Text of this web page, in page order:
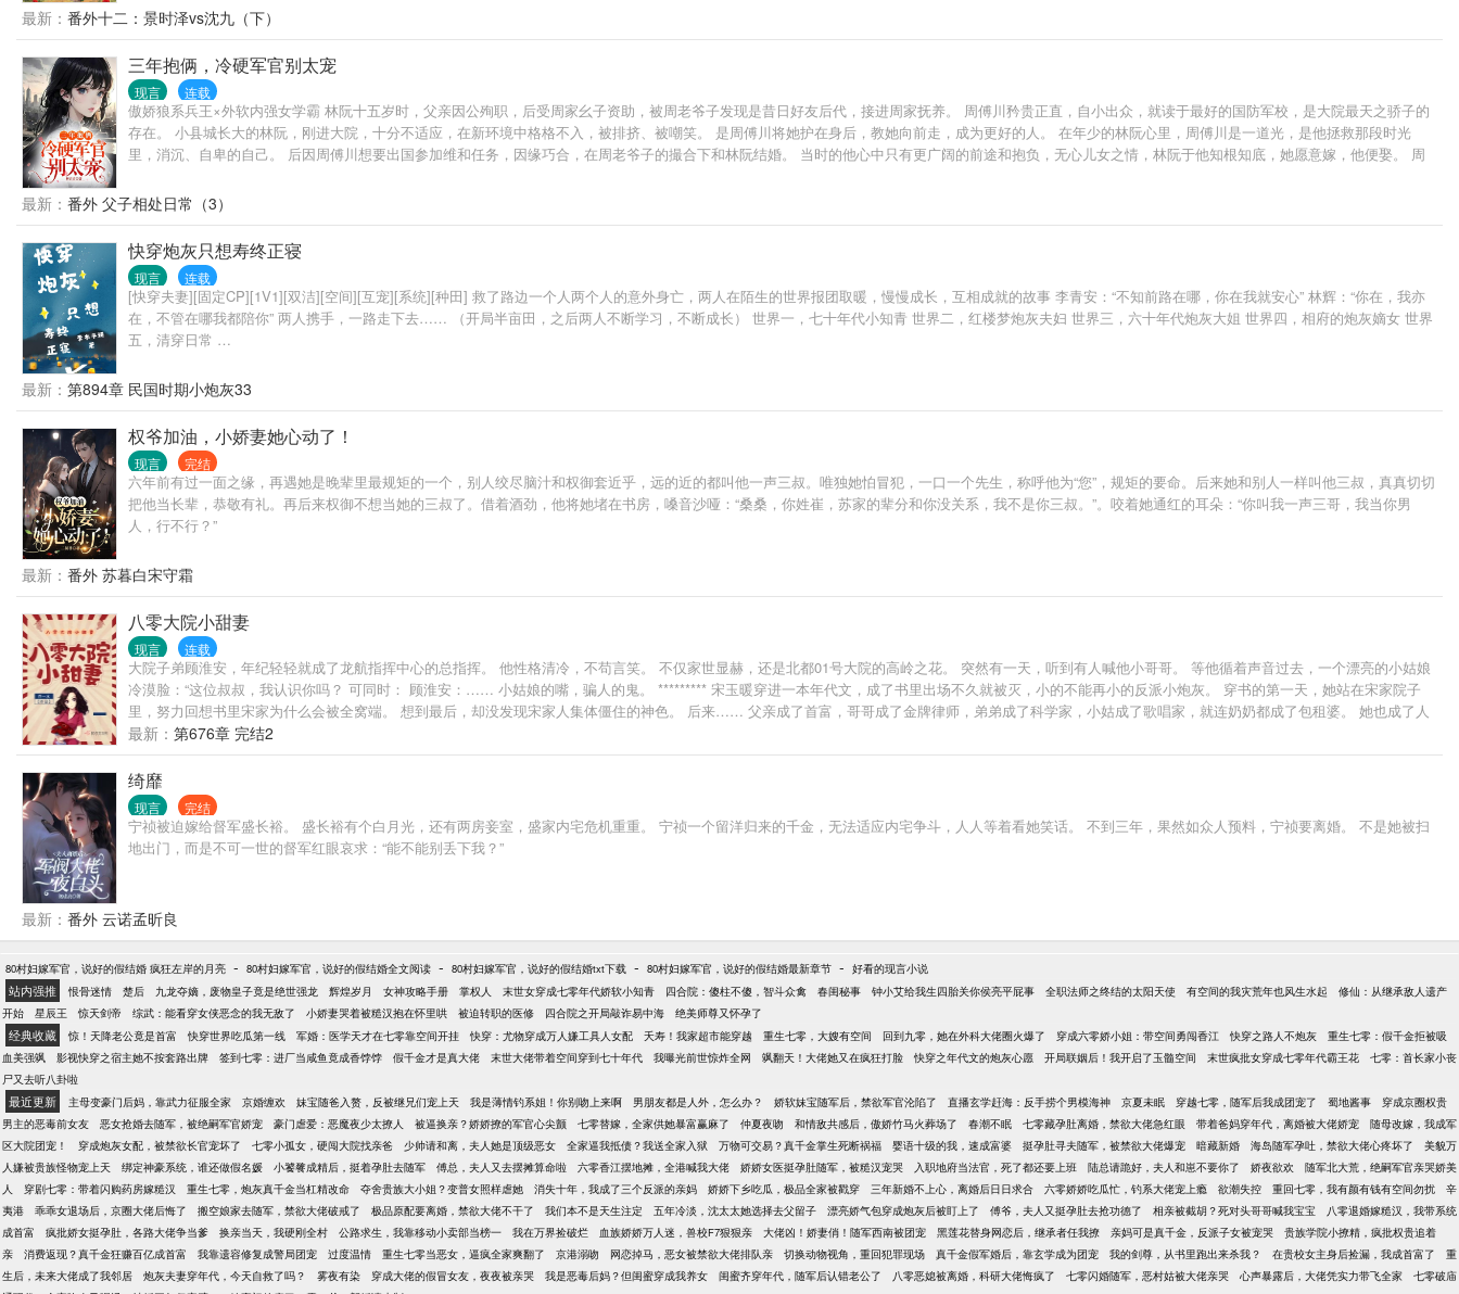
勿入！ 2.受洁，攻以前不洁，遇到受后没碰过别人。 3.攻是疯批，坏！三儿上位。
最新： 番外十二：景时泽vs沈九（下）
三年抱俩，冷硬军官别太宠
现言 连载
傲娇狼系兵王×外软内强女学霸 林阮十五岁时，父亲因公殉职，后受周家幺子资助，被周老爷子发现是昔日好友后代，接进周家抚养。 周傅川矜贵正直，自小出众，就读于最好的国防军校，是大院最天之骄子的
存在。 小县城长大的林阮，刚进大院，十分不适应，在新环境中格格不入，被排挤、被嘲笑。 是周傅川将她护在身后，教她向前走，成为更好的人。 在年少的林阮心里，周傅川是一道光，是他拯救那段时光
里，消沉、自卑的自己。 后因周傅川想要出国参加维和任务，因缘巧合，在周老爷子的撮合下和林阮结婚。 当时的他心中只有更广阔的前途和抱负，无心儿女之情，林阮于他知根知底，她愿意嫁，他便娶。 周
任，义无反顾的离开时。 周傅川才发现，是他冥冥之中情动不自知，离不开和患得患失的，自始至终都是自己。 一向冷静自持的周傅川红了眼，不顾脸面，近乎无措的哀求林阮。 “软软，你不要我了吗？” “不
要，男人多的是
最新： 番外 父子相处日常（3）
快穿炮灰只想寿终正寝
现言 连载
[快穿夫妻][固定CP][1V1][双洁][空间][互宠][系统][种田] 救了路边一个人两个人的意外身亡，两人在陌生的世界报团取暖，慢慢成长，互相成就的故事 李青安：“不知前路在哪，你在我就安心” 林辉：“你在，我亦
在，不管在哪我都陪你” 两人携手，一路走下去…… （开局半亩田，之后两人不断学习，不断成长） 世界一，七十年代小知青 世界二，红楼梦炮灰夫妇 世界三，六十年代炮灰大姐 世界四，相府的炮灰嫡女 世界
五，清穿日常 …
最新： 第894章 民国时期小炮灰33
权爷加油，小娇妻她心动了！
现言 完结
六年前有过一面之缘，再遇她是晚辈里最规矩的一个，别人绞尽脑汁和权御套近乎，远的近的都叫他一声三叔。唯独她怕冒犯，一口一个先生，称呼他为“您”，规矩的要命。后来她和别人一样叫他三叔，真真切切
把他当长辈，恭敬有礼。再后来权御不想当她的三叔了。借着酒劲，他将她堵在书房，嗓音沙哑：“桑桑，你姓崔，苏家的辈分和你没关系，我不是你三叔。”。咬着她通红的耳朵：“你叫我一声三哥，我当你男
人，行不行？”
最新： 番外 苏暮白宋守霜
八零大院小甜妻
现言 连载
大院子弟顾淮安，年纪轻轻就成了龙航指挥中心的总指挥。 他性格清冷，不苟言笑。 不仅家世显赫，还是北都01号大院的高岭之花。 突然有一天，听到有人喊他小哥哥。 等他循着声音过去，一个漂亮的小姑娘
冷漠脸：“这位叔叔，我认识你吗？ 可同时： 顾淮安：…… 小姑娘的嘴，骗人的鬼。 ********* 宋玉暖穿进一本年代文，成了书里出场不久就被灭，小的不能再小的反派小炮灰。 穿书的第一天，她站在宋家院子
里，努力回想书里宋家为什么会被全窝端。 想到最后，却没发现宋家人集体僵住的神色。 后来…… 父亲成了首富，哥哥成了金牌律师，弟弟成了科学家，小姑成了歌唱家，就连奶奶都成了包租婆。 她也成了人
人羡慕的团宠。 宋玉暖：说好的地狱开局呢？
最新： 第676章 完结2
绮靡
现言 完结
宁祯被迫嫁给督军盛长裕。 盛长裕有个白月光，还有两房妾室，盛家内宅危机重重。 宁祯一个留洋归来的千金，无法适应内宅争斗，人人等着看她笑话。 不到三年，果然如众人预料，宁祯要离婚。 不是她被扫
地出门，而是不可一世的督军红眼哀求：“能不能别丢下我？”
最新： 番外 云诺孟昕良
80村妇嫁军官，说好的假结婚 疯狂左岸的月亮 - 80村妇嫁军官，说好的假结婚全文阅读 - 80村妇嫁军官，说好的假结婚txt下载 - 80村妇嫁军官，说好的假结婚最新章节 - 好看的现言小说
站内强推 恨骨迷情 楚后 九龙夺嫡，废物皇子竟是绝世强龙 辉煌岁月 女神攻略手册 掌权人 末世女穿成七零年代娇软小知青 四合院：傻柱不傻，智斗众禽 春闺秘事 钟小艾给我生四胎关你侯亮平屁事 全职法师之终结的太阳天使 有空间的我灾荒年也风生水起
修仙：从继承敌人遗产
开始
星辰王 惊天剑帝 综武：能看穿女侠恶念的我无敌了 小娇妻哭着被糙汉抱在怀里哄 被迫转职的医修 四合院之开局敲诈易中海 绝美师尊又怀孕了
经典收藏 惊！天降老公竟是首富 快穿世界吃瓜第一线 军婚：医学天才在七零靠空间开挂 快穿：尤物穿成万人嫌工具人女配 夭寿！我家超市能穿越 重生七零，大嫂有空间 回到九零，她在外科大佬圈火爆了 穿成六零娇小姐：带空间勇闯香江 快穿之路人不炮灰
重生七零：假千金拒被吸
血美强飒
影视快穿之宿主她不按套路出牌 签到七零：进厂当咸鱼竟成香饽饽 假千金才是真大佬 末世大佬带着空间穿到七十年代 我曝光前世惊炸全网 飒翻天！大佬她又在疯狂打脸 快穿之年代文的炮灰心愿 开局联姻后！我开启了玉髓空间 末世疯批女穿成七零年代霸王花
七零：首长家小丧
尸又去听八卦啦
最近更新 主母变豪门后妈，靠武力征服全家 京婚缠欢 妹宝随爸入赘，反被继兄们宠上天 我是薄情钓系姐！你别吻上来啊 男朋友都是人外，怎么办？ 娇软妹宝随军后，禁欲军官沦陷了 直播玄学赶海：反手捞个男模海神 京夏未眠 穿越七零，随军后我成团宠了 蜀地酱事
穿成京圈权贵
男主的恶毒前女友
恶女抢婚去随军，被绝嗣军官娇宠 豪门虐爱：恶魔夜少太撩人 被逼换亲？娇娇撩的军官心尖颤 七零替嫁，全家供她暴富赢麻了 仲夏夜吻 和情敌共感后，傲娇竹马火葬场了 春潮不眠 七零藏孕肚离婚，禁欲大佬急红眼 带着爸妈穿年代，离婚被大佬娇宠
随母改嫁，我成军
区大院团宠！
穿成炮灰女配，被禁欲长官宠坏了 七零小孤女，硬闯大院找亲爸 少帅请和离，夫人她是顶级恶女 全家逼我抵债？我送全家入狱 万物可交易？真千金掌生死断祸福 婴语十级的我，速成富婆 挺孕肚寻夫随军，被禁欲大佬爆宠 暗藏新婚 海岛随军孕吐，禁欲大佬心疼坏了
美貌万
人嫌被贵族怪物宠上天
绑定神豪系统，谁还做假名媛 小饕餮成精后，挺着孕肚去随军 傅总，夫人又去摆摊算命啦 六零香江摆地摊，全港喊我大佬 娇娇女医挺孕肚随军，被糙汉宠哭 入职地府当法官，死了都还要上班 陆总请跪好，夫人和崽不要你了 娇夜欲欢
随军北大荒，绝嗣军官亲哭娇美
人
穿剧七零：带着闪购药房嫁糙汉 重生七零，炮灰真千金当杠精改命 夺舍贵族大小姐？变普女照样虐她 消失十年，我成了三个反派的亲妈 娇娇下乡吃瓜，极品全家被戳穿 三年新婚不上心，离婚后日日求合 六零娇娇吃瓜忙，钓系大佬宠上瘾 欲潮失控 重回七零，我有颜有钱有空间勿扰
辛
夷港
乖乖女退场后，京圈大佬后悔了 搬空娘家去随军，禁欲大佬破戒了 极品原配要离婚，禁欲大佬不干了 我们本不是天生注定 五年冷淡，沈太太她选择去父留子 漂亮娇气包穿成炮灰后被盯上了 傅爷，夫人又挺孕肚去抢功德了 相亲被截胡？死对头哥哥喊我宝宝
八零退婚嫁糙汉，我带系统
成首富
疯批娇女挺孕肚，各路大佬争当爹 换亲当天，我硬刚全村 公路求生，我靠移动小卖部当榜一 我在万界捡破烂 血族娇娇万人迷，兽校F7狠狠亲 大佬凶！娇妻俏！随军西南被团宠 黑莲花替身网恋后，继承者任我撩 亲妈可是真千金，反派子女被宠哭
贵族学院小撩精，疯批权贵追着
亲
消费返现？真千金狂赚百亿成首富 我靠遗容修复成警局团宠 过度温情 重生七零当恶女，逼疯全家爽翻了 京港溺吻 网恋掉马，恶女被禁欲大佬排队亲 切换动物视角，重回犯罪现场 真千金假军婚后，靠玄学成为团宠 我的剑尊，从书里跑出来杀我？ 在贵校女主身后捡漏，我成首富了
重
生后，未来大佬成了我邻居
炮灰夫妻穿年代，今天自救了吗？ 雾夜有染 穿成大佬的假冒女友，夜夜被亲哭 我是恶毒后妈？但闺蜜穿成我养女 闺蜜齐穿年代，随军后认错老公了 八零恶媳被离婚，科研大佬悔疯了 七零闪婚随军，恶村姑被大佬亲哭 心声暴露后，大佬凭实力带飞全家
七零破庙